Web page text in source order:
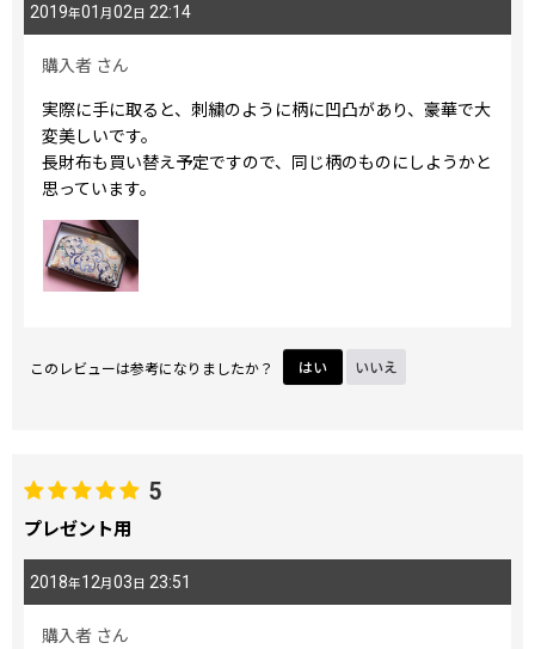
2019年01 月02日 22:14
購入者 さん
実際に手に取ると、刺繍のように柄に凹凸があり、豪華で大
変美しいです。
長財布も買い替え予定ですので、同じ柄のものにしようかと
思っています。
このレビューは参考になりましたか？ はい いいえ
5
プレゼント用
2018年12月03日 23:51
購入者 さん